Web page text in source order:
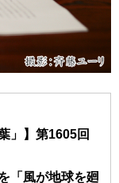
」】第1605回
「風が地球を廻